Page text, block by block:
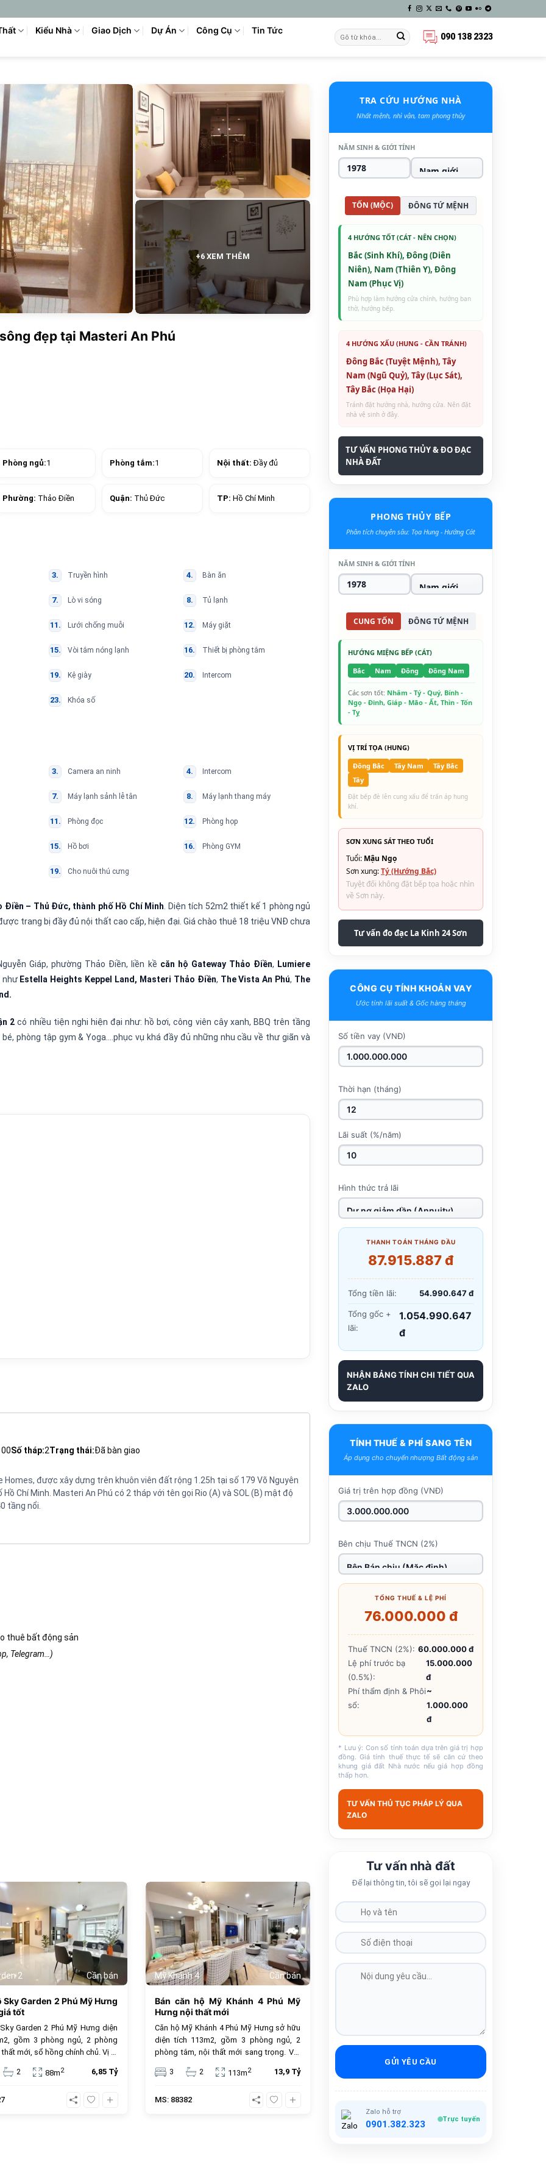
Kiểu Nhà Giao Dịch Dự Án Công Cụ Tin Tức
090 138 2323
+6 XEM THÊM
đẹp tại Masteri An Phú
Phòng ngủ:1 Phòng tắm:1 Nội thất:Đầy đủ
Phường: Thảo Điền Quận: Thủ Đức TP: Hồ Chí Minh
Truyền hình Bàn ăn
Lò vi sóng Tủ lạnh
Lưới chống muỗi Máy giặt
Vòi tắm nóng lạnh Thiết bị phòng tắm
Kệ giày Intercom
Khóa số
Camera an ninh Intercom
Máy lạnh sảnh lễ tân Máy lạnh thang máy
Phòng đọc Phòng họp
Hồ bơi Phòng GYM
Cho nuôi thú cưng
Điền – Thủ Đức, thành phố Hồ Chí Minh . Diện tích 52m2 thiết kế 1 phòng ngủ
trang bị đầy đủ nội thất cao cấp, hiện đại. Giá chào thuê 18 triệu VNĐ chưa
Giáp, phường Thảo Điền, liền kề căn hộ Gateway Thảo Điền, Lumiere
như Estella Heights Keppel Land, Masteri Thảo Điền, The Vista An Phú, The
2có nhiều tiện nghi hiện đại như: hồ bơi, công viên cây xanh, BBQ trên tầng
phòng tập gym & Yoga….phục vụ khá đầy đủ những nhu cầu về thư giãn và
Số tháp:2Trạng thái:Đã bàn giao
được xây dựng trên khuôn viên đất rộng 1.25h tại số 179 Võ Nguyên
Chí Minh. Masteri An Phú có 2 tháp với tên gọi Rio (A) và SOL (B) mật độ
tầng nổi.
thuê bất động sản
Telegram…)
2 Cần bán
Sky Garden 2 Phú Mỹ Hưng
tốt
Garden 2 Phú Mỹ Hưng diện
gồm 3 phòng ngủ, 2 phòng
mới, sổ hồng chính chủ. Vị trí
phù hợp để ở hoặc đầu tư.
2 88m2 6,85 Tỷ
Mỹ Khánh 4 Cần bán
683
Bán căn hộ Mỹ Khánh 4 Phú Mỹ
Hưng nội thất mới
Căn hộ Mỹ Khánh 4 Phú Mỹ Hưng sở hữu
diện tích 113m2, gồm 3 phòng ngủ, 2
phòng tắm, nội thất mới sang trọng. Với
tưởng cho an cư và đầu tư. Giá bán 13.9
3 2 113m2 13,9 Tỷ
MS: 88382
TRA CỨU HƯỚNG NHÀ
Nhất mệnh, nhì vận, tam phong thủy
NĂM SINH & GIỚI TÍNH
TỐN (MỘC) ĐÔNG TỨ MỆNH
4 HƯỚNG TỐT (CÁT - NÊN CHỌN)
Bắc (Sinh Khí), Đông (Diên
Niên), Nam (Thiên Y), Đông
Nam (Phục Vị)
Phù hợp làm hướng cửa chính, hướng ban
thờ, hướng bếp.
4 HƯỚNG XẤU (HUNG - CẦN TRÁNH)
Đông Bắc (Tuyệt Mệnh), Tây
Nam (Ngũ Quỷ), Tây (Lục Sát),
Tây Bắc (Họa Hại)
Tránh đặt hướng nhà, hướng cửa. Nên đặt
nhà vệ sinh ở đây.
TƯ VẤN PHONG THỦY & ĐO ĐẠC
NHÀ ĐẤT
PHONG THỦY BẾP
Phân tích chuyên sâu: Tọa Hung - Hướng Cát
NĂM SINH & GIỚI TÍNH
CUNG TỐN ĐÔNG TỨ MỆNH
HƯỚNG MIỆNG BẾP (CÁT)
Bắc
Nam Đông Đông Nam
Các sơn tốt: Nhâm - Tý - Quý, Bính -
Ngọ - Đinh, Giáp - Mão - Ất, Thìn - Tốn
- Tỵ
VỊ TRÍ TỌA (HUNG)
Đông Bắc
Tây Nam
Tây Bắc
Tây
Đặt bếp đè lên cung xấu để trấn áp hung
khí.
SƠN XUNG SÁT THEO TUỔI
Tuổi: Mậu Ngọ
Sơn xung:Tý (Hướng Bắc)
Tuyệt đối không đặt bếp tọa hoặc nhìn
về Sơn này.
Tư vấn đo đạc La Kinh 24 Sơn
CÔNG CỤ TÍNH KHOẢN VAY
Ước tính lãi suất & Gốc hàng tháng
Số tiền vay (VNĐ)
Thời hạn (tháng)
Lãi suất (%/năm)
Hình thức trả lãi
THANH TOÁN THÁNG ĐẦU
87.915.887 đ
Tổng tiền lãi: 54.990.647 đ
Tổng gốc +
lãi:
1.054.990.647
đ
NHẬN BẢNG TÍNH CHI TIẾT QUA
ZALO
TÍNH THUẾ & PHÍ SANG TÊN
Áp dụng cho chuyển nhượng Bất động sản
Giá trị trên hợp đồng (VNĐ)
Bên chịu Thuế TNCN (2%)
TỔNG THUẾ & LỆ PHÍ
76.000.000 đ
Thuế TNCN (2%): 60.000.000 đ
Lệ phí trước bạ
(0.5%):
15.000.000
đ
Phí thẩm định & Phôi
sổ:
~
1.000.000
đ
* Lưu ý: Con số tính toán dựa trên giá trị hợp
đồng. Giá tính thuế thực tế sẽ căn cứ theo
khung giá đất Nhà nước nếu giá hợp đồng
thấp hơn.
TƯ VẤN THỦ TỤC PHÁP LÝ QUA
ZALO
Tư vấn nhà đất
Để lại thông tin, tôi sẽ gọi lại ngay
GỬI YÊU CẦU
Zalo hỗ trợ
0901.382.323 Trực tuyến